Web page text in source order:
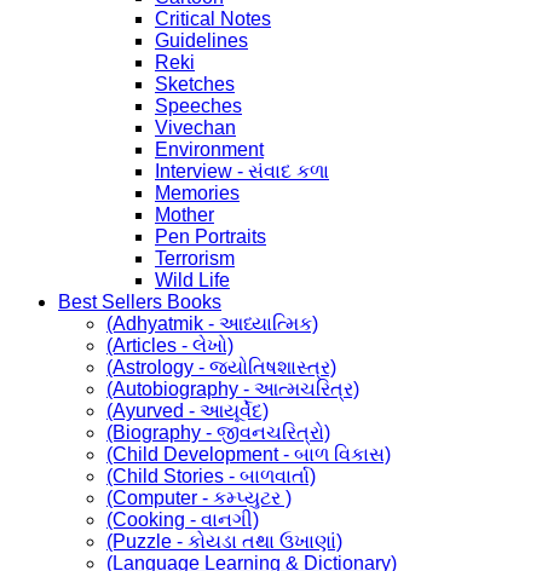
Critical Notes
Guidelines
Reki
Sketches
Speeches
Vivechan
Environment
Interview - સંવાદ કળા
Memories
Mother
Pen Portraits
Terrorism
Wild Life
Best Sellers Books
(Adhyatmik - આધ્યાત્મિક)
(Articles - લેખો)
(Astrology - જ્યોતિષશાસ્ત્ર)
(Autobiography - આત્મચરિત્ર)
(Ayurved - આયૂર્વેદ)
(Biography - જીવનચરિત્રો)
(Child Development - બાળ વિકાસ)
(Child Stories - બાળવાર્તા)
(Computer - કમ્પ્યુટર )
(Cooking - વાનગી)
(Puzzle - કોયડા તથા ઉખાણાં)
(Language Learning & Dictionary)